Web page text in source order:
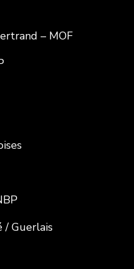
– MOF
/ Guerlais